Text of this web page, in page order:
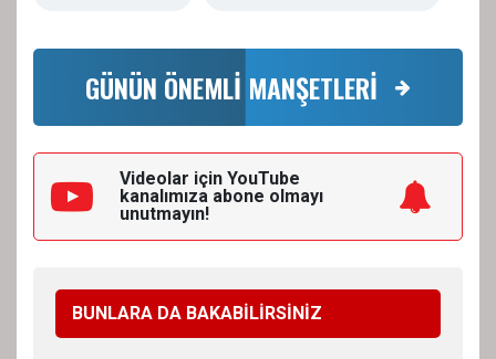
GÜNÜN ÖNEMLİ MANŞETLERİ
Videolar için YouTube
kanalımıza abone olmayı
unutmayın!
BUNLARA DA BAKABİLİRSİNİZ